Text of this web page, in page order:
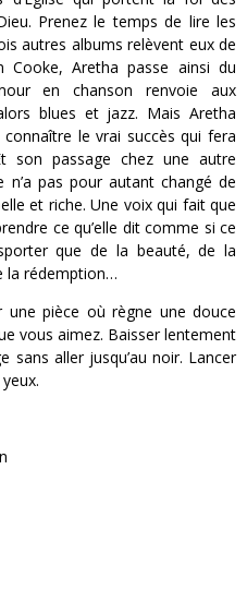
Prenez le temps de lire les
autres albums relèvent eux de
Aretha passe ainsi du
en chanson renvoie aux
blues et jazz. Mais Aretha
le vrai succès qui fera
son passage chez une autre
pas pour autant changé de
et riche. Une voix qui fait que
ce qu’elle dit comme si ce
que de la beauté, de la
la rédemption…
une pièce où règne une douce
vous aimez. Baisser lentement
sans aller jusqu’au noir. Lancer